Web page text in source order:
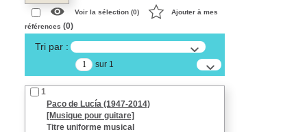
Voir la sélection (0)
Ajouter à mes
références (0)
Tri par :
sur 1
1
Paco de Lucía (1947-2014)
[Musique pour guitare]
Titre uniforme musical